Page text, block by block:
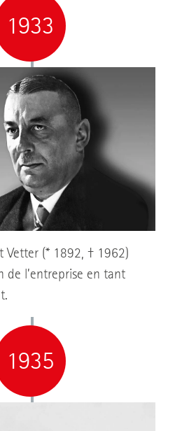
1933
Vetter (* 1892, † 1962)
de l’entreprise en tant
1935